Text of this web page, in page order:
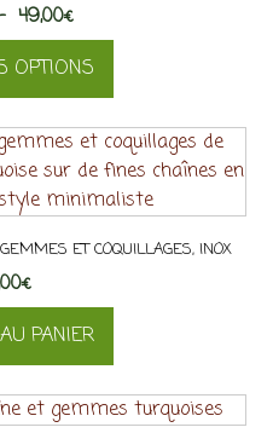
– 49,00€Plage
de
prix :
26,00€
à
49,00€
OPTIONS
produit
a
plusieurs
Les
options
peuvent
être
choisies
sur
ET COQUILLAGES, INOX
€
PANIER